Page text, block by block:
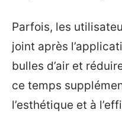
Parfois, les
joint après
bulles d’air et
ce temps
l’esthétique et à